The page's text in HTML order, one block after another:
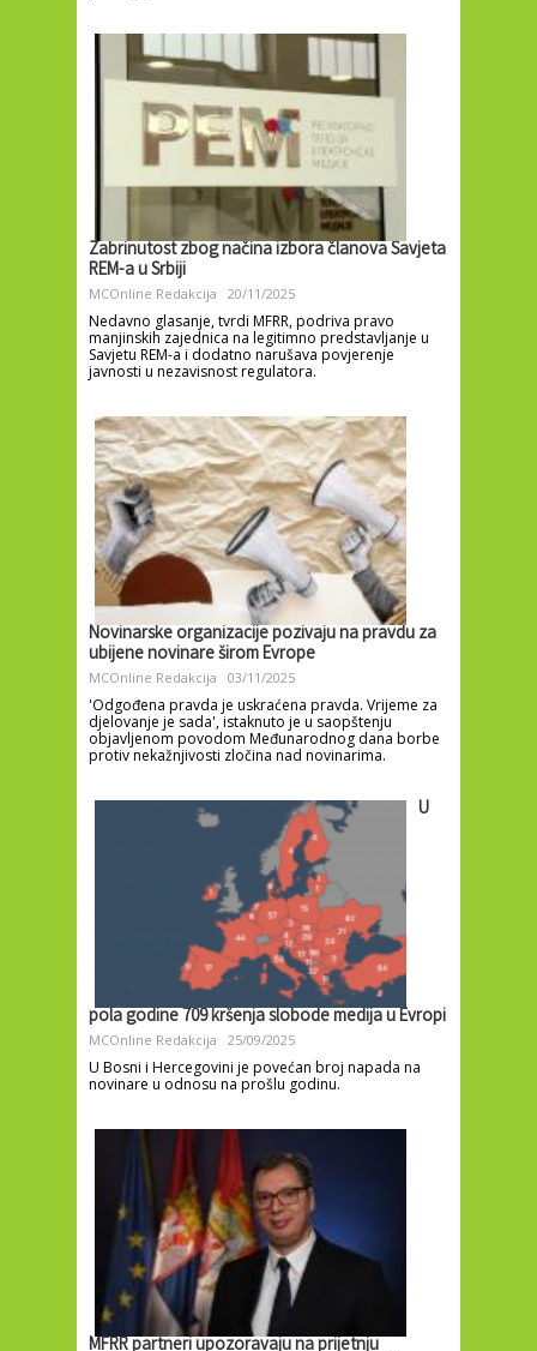
Zabrinutost zbog načina izbora članova Savjeta
REM-a u Srbiji
MCOnline Redakcija 20/11/2025
Nedavno glasanje, tvrdi MFRR, podriva pravo
manjinskih zajednica na legitimno predstavljanje u
Savjetu REM-a i dodatno narušava povjerenje
javnosti u nezavisnost regulatora.
Novinarske organizacije pozivaju na pravdu za
ubijene novinare širom Evrope
MCOnline Redakcija 03/11/2025
'Odgođena pravda je uskraćena pravda. Vrijeme za
djelovanje je sada', istaknuto je u saopštenju
objavljenom povodom Međunarodnog dana borbe
protiv nekažnjivosti zločina nad novinarima.
U
pola godine 709 kršenja slobode medija u Evropi
MCOnline Redakcija 25/09/2025
U Bosni i Hercegovini je povećan broj napada na
novinare u odnosu na prošlu godinu.